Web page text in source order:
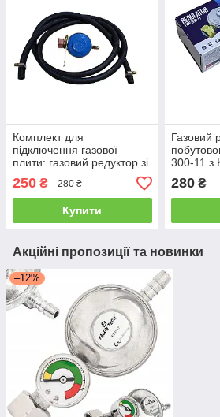
Комплект для
підключення газової
плити: газовий редуктор зі
шлангом 2 метри + хомути
250 ₴ 280 ₴
Купити
Газовий
300-11 з
редуктор
балона
280₴
Акційні пропозиції та новинки
–12%